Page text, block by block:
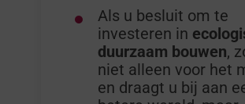
Als u besluit om te
investeren in
duurzaam bouwen,
niet alleen voor het
en draagt u bij aan